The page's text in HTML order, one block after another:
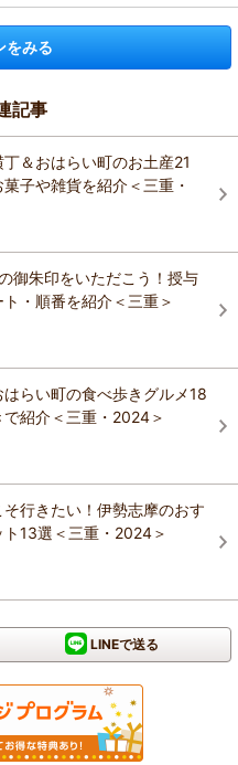
をみる
記事
＆おはらい町のお土産21
子や雑貨を紹介＜三重・
御朱印をいただこう！授与
・順番を紹介＜三重＞
らい町の食べ歩きグルメ18
紹介＜三重・2024＞
行きたい！伊勢志摩のおす
13選＜三重・2024＞
LINEで送る